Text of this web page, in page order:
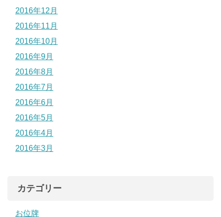
2016年12月
2016年11月
2016年10月
2016年9月
2016年8月
2016年7月
2016年6月
2016年5月
2016年4月
2016年3月
カテゴリー
お位牌